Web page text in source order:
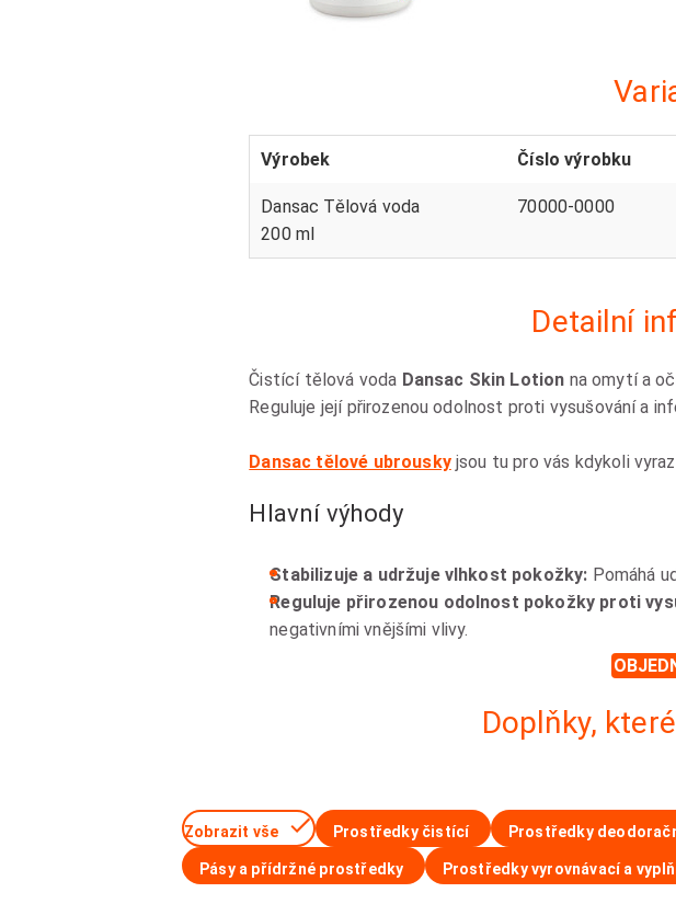
Výrobek Číslo výrobku
Dansac Tělová voda
200 ml
70000-0000
Detailní
Čistící tělová voda Dansac Skin Lotion na omytí a
Reguluje její přirozenou odolnost proti vysušování a
Dansac tělové ubrouskyjsou tu pro vás kdykoli
Hlavní výhody
Stabilizuje a udržuje vlhkost pokožky: Pomáhá
Reguluje přirozenou odolnost pokožky proti
negativními vnějšími vlivy.
Doplňky,
Zobrazit vše Prostředky čistící Prostředky
Pásy a přídržné prostředky Prostředky vyrovnávací a